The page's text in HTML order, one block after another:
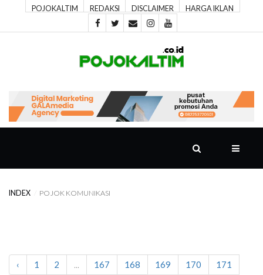
POJOKALTIM REDAKSI DISCLAIMER HARGA IKLAN
POJOK
INDEX POJOK KOMUNIKASI
‹ 1 2 ... 167 168 169 170
171